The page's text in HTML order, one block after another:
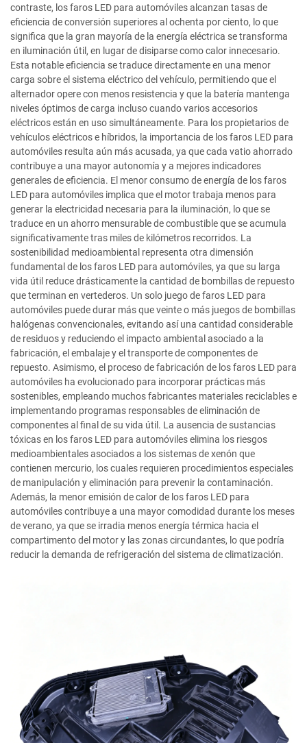
contraste, los faros LED para automóviles alcanzan tasas de
eficiencia de conversión superiores al ochenta por ciento, lo que
significa que la gran mayoría de la energía eléctrica se transforma
en iluminación útil, en lugar de disiparse como calor innecesario.
Esta notable eficiencia se traduce directamente en una menor
carga sobre el sistema eléctrico del vehículo, permitiendo que el
alternador opere con menos resistencia y que la batería mantenga
niveles óptimos de carga incluso cuando varios accesorios
eléctricos están en uso simultáneamente. Para los propietarios de
vehículos eléctricos e híbridos, la importancia de los faros LED para
automóviles resulta aún más acusada, ya que cada vatio ahorrado
contribuye a una mayor autonomía y a mejores indicadores
generales de eficiencia. El menor consumo de energía de los faros
LED para automóviles implica que el motor trabaja menos para
generar la electricidad necesaria para la iluminación, lo que se
traduce en un ahorro mensurable de combustible que se acumula
significativamente tras miles de kilómetros recorridos. La
sostenibilidad medioambiental representa otra dimensión
fundamental de los faros LED para automóviles, ya que su larga
vida útil reduce drásticamente la cantidad de bombillas de repuesto
que terminan en vertederos. Un solo juego de faros LED para
automóviles puede durar más que veinte o más juegos de bombillas
halógenas convencionales, evitando así una cantidad considerable
de residuos y reduciendo el impacto ambiental asociado a la
fabricación, el embalaje y el transporte de componentes de
repuesto. Asimismo, el proceso de fabricación de los faros LED para
automóviles ha evolucionado para incorporar prácticas más
sostenibles, empleando muchos fabricantes materiales reciclables e
implementando programas responsables de eliminación de
componentes al final de su vida útil. La ausencia de sustancias
tóxicas en los faros LED para automóviles elimina los riesgos
medioambientales asociados a los sistemas de xenón que
contienen mercurio, los cuales requieren procedimientos especiales
de manipulación y eliminación para prevenir la contaminación.
Además, la menor emisión de calor de los faros LED para
automóviles contribuye a una mayor comodidad durante los meses
de verano, ya que se irradia menos energía térmica hacia el
compartimento del motor y las zonas circundantes, lo que podría
reducir la demanda de refrigeración del sistema de climatización.